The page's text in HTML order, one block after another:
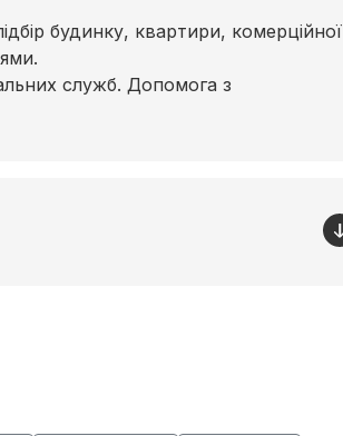
будинку, квартири, комерційної
служб. Допомога з